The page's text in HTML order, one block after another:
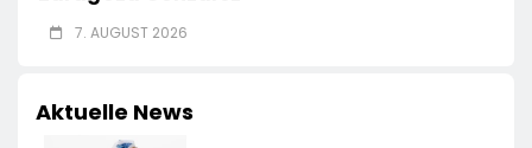
7. AUGUST 2026
Aktuelle News